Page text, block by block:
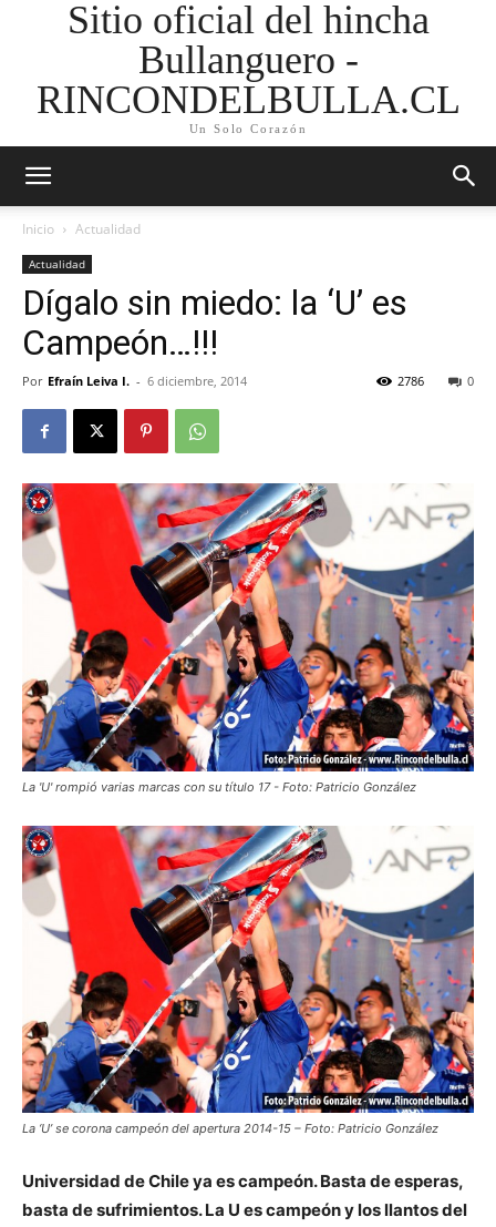
Sitio oficial del hincha
Bullanguero -
RINCONDELBULLA.CL
Un Solo Corazón
Inicio Actualidad
Actualidad
Dígalo sin miedo: la ‘U’ es
Campeón…!!!
Por Efraín Leiva I. - 6 diciembre, 2014 0
2786
La 'U' rompió varias marcas con su título 17 - Foto: Patricio González
La ‘U’ se corona campeón del apertura 2014-15 – Foto: Patricio González
Universidad de Chile ya es campeón. Basta de esperas,
basta de sufrimientos. La U es campeón y los llantos del